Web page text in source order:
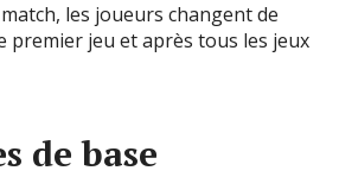
les joueurs changent de
premier jeu et après tous les jeux
de base